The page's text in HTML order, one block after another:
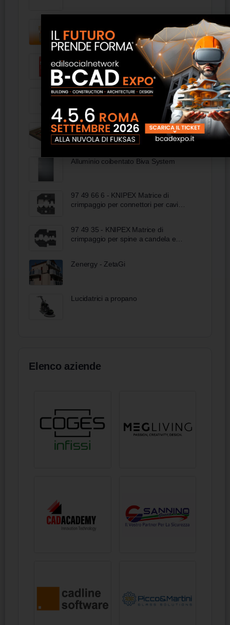
FI 7310
Sistema Ecologico ECO BIO TECH
Alluminio coibentato Biva System
97 49 66 6 - KNIPEX Matrice di
crimpaggio per connettori per cavi
97 49 35 - KNIPEX Matrice di
crimpaggio per spine a candela e
Zenergy - ZetaGi
Lucidatrici a propano
Elenco aziende